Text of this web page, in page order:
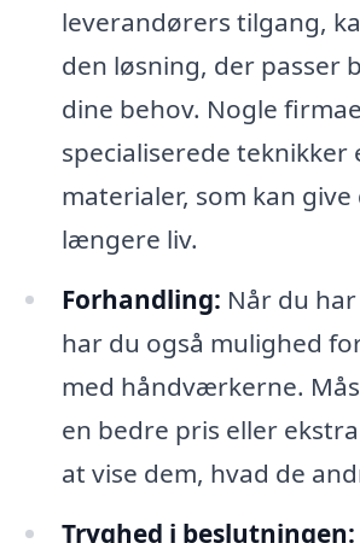
leverandørers tilgang,
den løsning, der passer
dine behov. Nogle
specialiserede teknikker
materialer, som kan
længere liv.
Forhandling: Når du
har du også mulighed
med håndværkerne.
en bedre pris eller
at vise dem, hvad de
Tryghed i beslutningen: